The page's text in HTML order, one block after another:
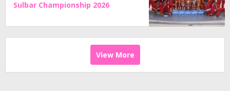
Sulbar Championship 2026
View More